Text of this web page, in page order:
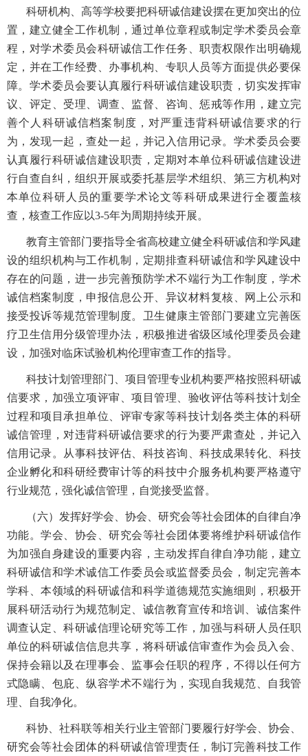
科研机构、高等学校要把科研诚信建设摆在更加突出的位
置，建立健全工作机制，通过单位章程或制定学术委员会章
程，对学术委员会科研诚信工作任务、职责权限作出明确规
定，并在工作经费、办事机构、专职人员等方面提供必要保
障。学术委员会要认真履行科研诚信建设职责，切实发挥审
议、评定、受理、调查、监督、咨询、惩戒等作用，建立完
善个人科研诚信档案制度，对严重违背科研诚信要求的行
为，发现一起，查处一起，并记入信用记录。学术委员会要
认真履行科研诚信建设职责，定期对本单位科研诚信建设进
行自查自纠，组织开展或委托基层学术组织、第三方机构对
本单位科研人员的重要学术论文等科研成果进行全覆盖核
查，核查工作应以3-5年为周期持续开展。
教育主管部门要指导全省高校建立健全科研诚信和学风建
设的组织机构与工作机制，定期排查科研诚信和学风建设中
存在的问题，进一步完善预防学术不端行为工作制度，学术
诚信档案制度，申报信息公开、异议材料复核、网上公示和
接受投诉等规范管理制度。卫生健康主管部门要建立完善医
疗卫生信用分级管理办法，积极推进省级区域伦理委员会建
设，加强对临床试验机构伦理审查工作的指导。
科技计划管理部门、项目管理专业机构要严格按照科研诚
信要求，加强立项评审、项目管理、验收评估等科技计划全
过程和项目承担单位、评审专家等科技计划各类主体的科研
诚信管理，对违背科研诚信要求的行为要严肃查处，并记入
信用记录。从事科技评估、科技咨询、科技成果转化、科技
企业孵化和科研经费审计等的科技中介服务机构要严格遵守
行业规范，强化诚信管理，自觉接受监督。
（六）发挥好学会、协会、研究会等社会团体的自律自净
功能。学会、协会、研究会等社会团体要将维护科研诚信作
为加强自身建设的重要内容，主动发挥自律自净功能，建立
科研诚信和学术诚信工作委员会或监督委员会，制定完善本
学科、本领域的科研诚信和科学道德规范实施细则，积极开
展科研活动行为规范制定、诚信教育宣传和培训、诚信案件
调查认定、科研诚信理论研究等工作，加强与科研人员任职
单位的科研诚信信息共享，将科研诚信审查作为会员入会、
保持会籍以及在理事会、监事会任职的程序，不得以任何方
式隐瞒、包庇、纵容学术不端行为，实现自我规范、自我管
理、自我净化。
科协、社科联等相关行业主管部门要履行好学会、协会、
研究会等社会团体的科研诚信管理责任，制订完善科技工作